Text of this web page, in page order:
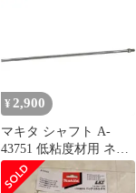
¥ 2,900
マキタ シャフト A-
43751 低粘度材用 ネジ
込み式 M12 カクハン機
用 makita 正規品 純正品